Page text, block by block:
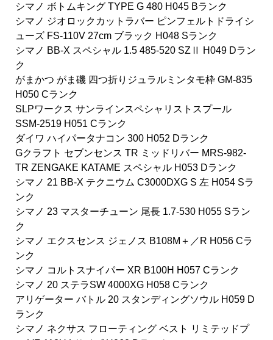
シマノ ボトムキング TYPE G 480 H045 Bランク
シマノ ジオロックカットラバー ピンフェルトドライシ
ューズ FS-110V 27cm ブラック H048 Sランク
シマノ BB-X スペシャル 1.5 485-520 SZⅡ H049 Dラン
ク
がまかつ がま磯 四つ折りジュラルミンタモ枠 GM-835
H050 Cランク
SLPワークス サンラインスペシャリストスプール
SSM-2519 H051 Cランク
ダイワ ハイパータナコン 300 H052 Dランク
Gクラフト セブンセンス TR ミッドリバー MRS-982-
TR ZENGAKE KATAME スペシャル H053 Dランク
シマノ 21 BB-X テクニウム C3000DXG S 左 H054 Sラ
ンク
シマノ 23 マスターチューン 尾長 1.7-530 H055 Sラン
ク
シマノ エクスセンス ジェノス B108M＋／R H056 Cラ
ンク
シマノ コルトスナイパー XR B100H H057 Cランク
シマノ 20 ステラSW 4000XG H058 Cランク
アリゲーター バトル 20 スタンディングソウル H059 D
ランク
シマノ ネクサス フローティング ベスト リミテッドプ